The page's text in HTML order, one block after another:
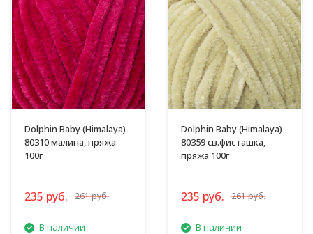
Dolphin Baby (Himalaya)
80310 малина, пряжа
100г
235 руб. 261 руб.
В наличии
Dolphin Baby (Himalaya)
80359 св.фисташка,
пряжа 100г
235 руб. 261 руб.
В наличии